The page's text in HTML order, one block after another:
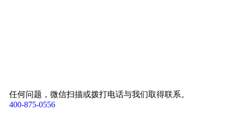
任何问题，微信扫描或拨打电话与我们取得联系。
400-875-0556​